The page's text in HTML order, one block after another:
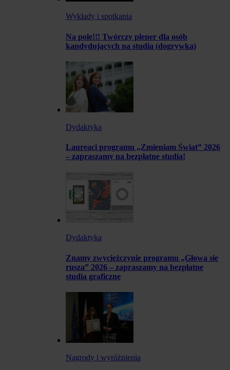
Wykłady i spotkania
Na pole!!! Twórczy plener dla osób
kandydujących na studia (dogrywka)
Dydaktyka
Laureaci programu „Zmieniam Świat” 2026
– zapraszamy na bezpłatne studia!
Dydaktyka
Znamy zwyciężczynie programu „Głowa się
rusza” 2026 – zapraszamy na bezpłatne
studia graficzne
Nagrody i wyróżnienia